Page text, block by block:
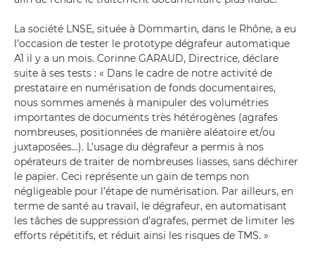
La société LNSE, située à Dommartin, dans le Rhône, a eu
l’occasion de tester le prototype dégrafeur automatique
A1 il y a un mois. Corinne GARAUD, Directrice, déclare
suite à ses tests : « Dans le cadre de notre activité de
prestataire en numérisation de fonds documentaires,
nous sommes amenés à manipuler des volumétries
importantes de documents très hétérogènes (agrafes
nombreuses, positionnées de manière aléatoire et/ou
juxtaposées…). L’usage du dégrafeur a permis à nos
opérateurs de traiter de nombreuses liasses, sans déchirer
le papier. Ceci représente un gain de temps non
négligeable pour l’étape de numérisation. Par ailleurs, en
terme de santé au travail, le dégrafeur, en automatisant
les tâches de suppression d’agrafes, permet de limiter les
efforts répétitifs, et réduit ainsi les risques de TMS. »